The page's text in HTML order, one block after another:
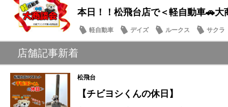
本日！！松飛台店で＜軽自動車🚗大
軽自動車 デイズ ルークス サクラ
店舗記事新着
松飛台
【チビヨシくんの休日】